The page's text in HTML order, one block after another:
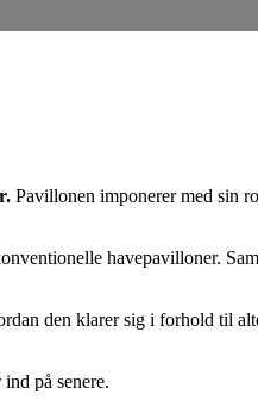
Pavillonen imponerer med sin
havepavilloner.
den klarer sig i forhold til
på senere.